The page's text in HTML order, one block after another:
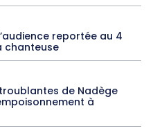
reportée au 4
chanteuse
de Nadège
à